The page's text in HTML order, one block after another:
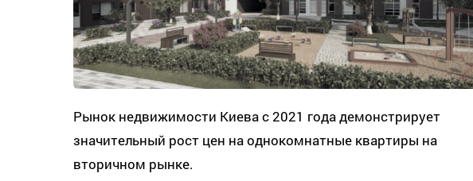
Рынок недвижимости Киева с 2021 года демонстрирует
значительный рост цен на однокомнатные квартиры на
вторичном рынке.